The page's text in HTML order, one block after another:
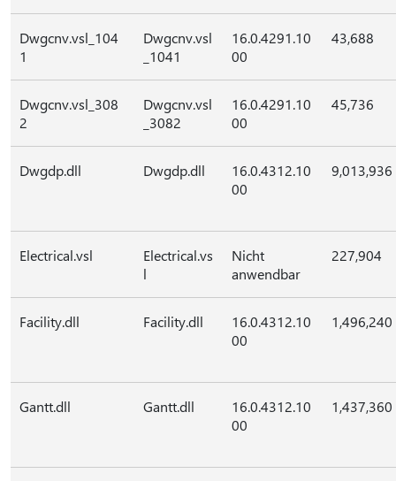
Dwgcnv.vsl_104
1
Dwgcnv.vsl
_1041
16.0.4291.10
00
43,688
Dwgcnv.vsl_308
2
Dwgcnv.vsl
_3082
16.0.4291.10
00
45,736
Dwgdp.dll Dwgdp.dll
16.0.4312.10
00
9,013,936
Electrical.vsl
Electrical.vs
l
Nicht
anwendbar
227,904
Facility.dll Facility.dll
16.0.4312.10
00
1,496,240
Gantt.dll Gantt.dll
16.0.4312.10
00
1,437,360